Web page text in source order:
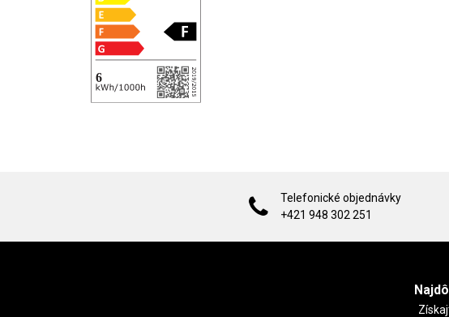
Telefonické objednávky
+421 948 302 251